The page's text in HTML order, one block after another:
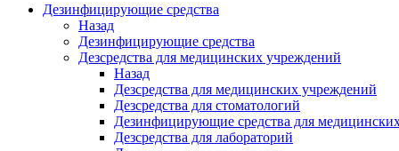
Дезинфицирующие средства
Назад
Дезинфицирующие средства
Дезсредства для медицинских учреждений
Назад
Дезсредства для медицинских учреждений
Дезсредства для стоматологий
Дезинфицирующие средства для
Дезсредства для лабораторий